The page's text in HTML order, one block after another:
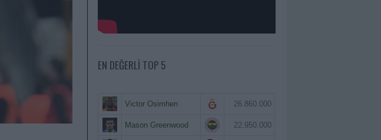
EN DEĞERLI TOP 5
Victor Osimhen 26.860.000
Mason Greenwood 22.950.000